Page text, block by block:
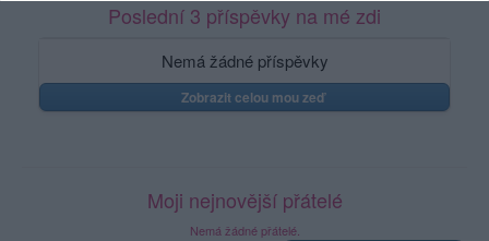
Poslední 3 příspěvky na mé zdi
Nemá žádné příspěvky
Zobrazit celou mou zeď
Moji nejnovější přátelé
Nemá žádné přátelé.